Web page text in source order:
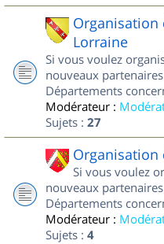
Organisation
Lorraine
Si vous voulez
nouveaux
Départements
Modérateur :
Sujets : 27
Organisation
Si vous voulez
nouveaux
Départements
Modérateur :
Sujets : 4